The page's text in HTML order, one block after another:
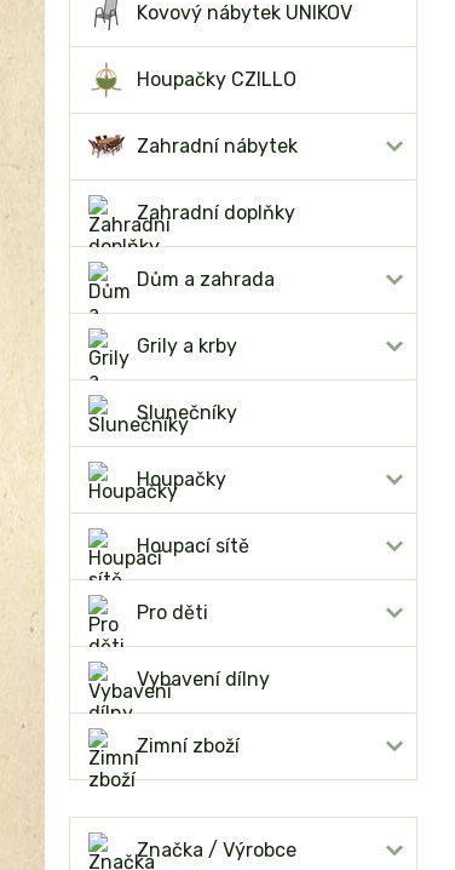
Kovový nábytek UNIKOV
Houpačky CZILLO
Zahradní nábytek
Zahradní doplňky
Dům a zahrada
Grily a krby
Slunečníky
Houpačky
Houpací sítě
Pro děti
Vybavení dílny
Zimní zboží
Značka / Výrobce